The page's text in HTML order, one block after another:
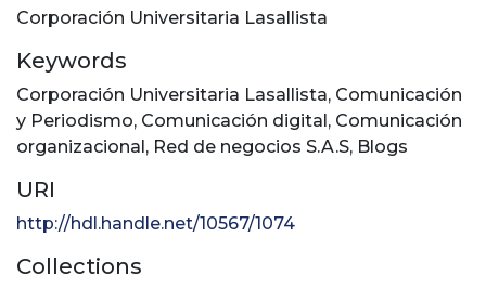
Corporación Universitaria Lasallista
Keywords
Corporación Universitaria Lasallista, Comunicación
y Periodismo, Comunicación digital, Comunicación
organizacional, Red de negocios S.A.S, Blogs
URI
http://hdl.handle.net/10567/1074
Collections